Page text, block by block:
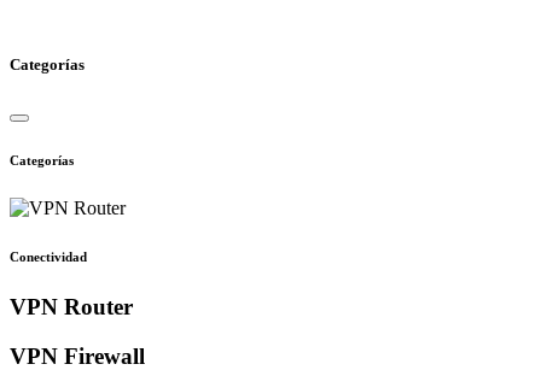
Categorías
Categorías
Conectividad
VPN Router
VPN Firewall